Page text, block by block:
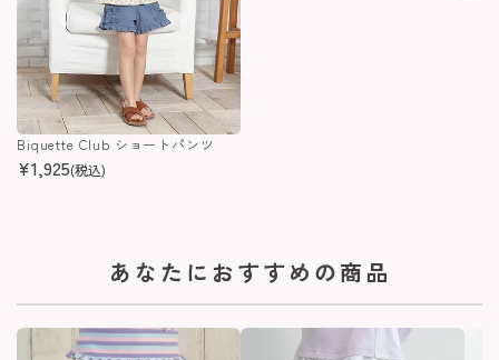
Biquette Club ショートパンツ
¥1,925(税込)
あなたにおすすめの商品